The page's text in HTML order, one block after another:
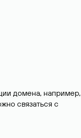
домена, например,
связаться с